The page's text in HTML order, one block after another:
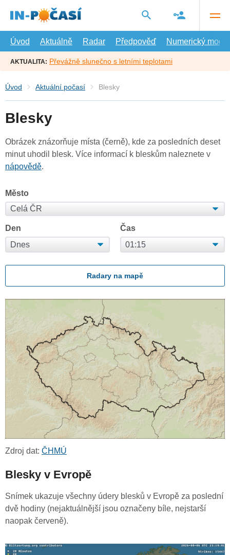
hlavní
Úvod
Aktuálně Radar Předpověď Numerický model
AKTUALITA: Převážně slunečno s letními teplotami
Úvod Aktuální počasí Blesky
Blesky
Obrázek znázorňuje místa (černě), kde za posledních deset
minut uhodil blesk. Více informací k bleskům naleznete v
nápovědě.
Město
Den Čas
Radary na mapě
Zdroj dat: ČHMÚ
Blesky v Evropě
Snímek ukazuje všechny údery blesků v Evropě za poslední
dvě hodiny (nejaktuálnější jsou označeny bíle, nejstarší
naopak červeně).